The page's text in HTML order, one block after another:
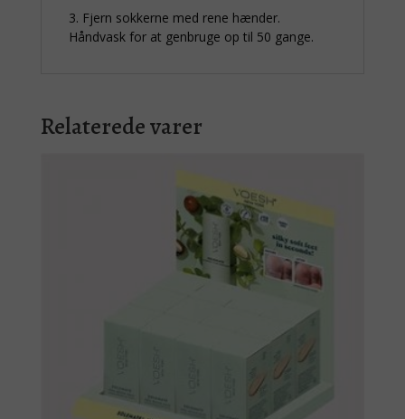
3. Fjern sokkerne med rene hænder.
Håndvask for at genbruge op til 50 gange.
Relaterede varer